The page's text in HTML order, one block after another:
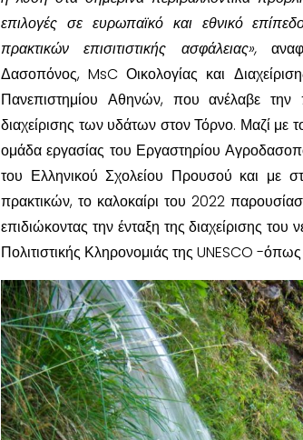
επιλογές σε ευρωπαϊκό και εθνικό
πρακτικών επισιτιστικής ασφάλειας»,
Δασοπόνος, MsC Οικολογίας και
Πανεπιστημίου Αθηνών, που ανέλαβε την
διαχείρισης των υδάτων στον Τόρνο. Μαζί με
ομάδα εργασίας του Εργαστηρίου
του Ελληνικού Σχολείου Προυσού και με
πρακτικών, το καλοκαίρι του 2022
επιδιώκοντας την ένταξη της διαχείρισης
Πολιτιστικής Κληρονομιάς της UNESCO -